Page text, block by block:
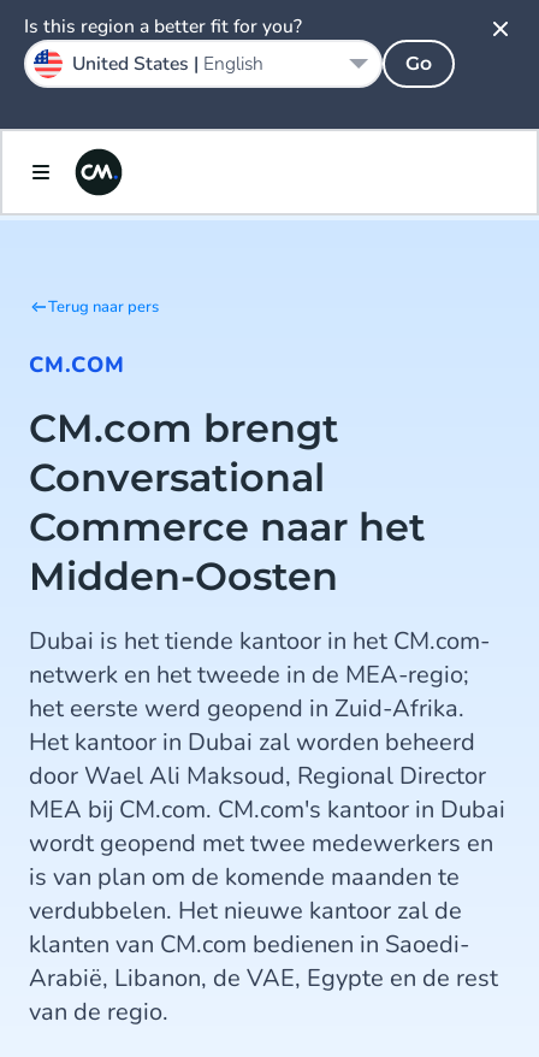
Terug naar pers
CM.COM
CM.com brengt
Conversational
Commerce naar het
Midden-Oosten
Dubai is het tiende kantoor in het CM.com-
netwerk en het tweede in de MEA-regio;
het eerste werd geopend in Zuid-Afrika.
Het kantoor in Dubai zal worden beheerd
door Wael Ali Maksoud, Regional Director
MEA bij CM.com. CM.com's kantoor in Dubai
wordt geopend met twee medewerkers en
is van plan om de komende maanden te
verdubbelen. Het nieuwe kantoor zal de
klanten van CM.com bedienen in Saoedi-
Arabië, Libanon, de VAE, Egypte en de rest
van de regio.
Is this region a better fit for you?
United States | English Go